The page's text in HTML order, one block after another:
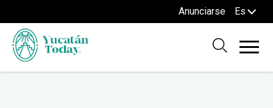
Anunciarse Es